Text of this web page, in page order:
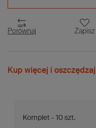
Porównaj Zapisz
Kup więcej i oszczędzaj
Komplet - 10 szt.